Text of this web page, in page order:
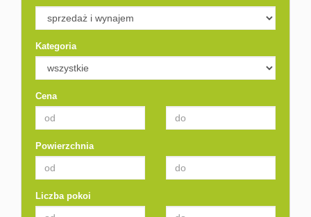
Kategoria
Cena
Powierzchnia
Liczba pokoi